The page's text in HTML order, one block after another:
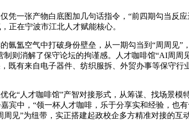
一张产物白底图加几句话指令，“前四期勾当反
正在宁波市江北人才赋能核心。
氲空气中打破身份壁垒，从一期勾当到“周周见”
制则消解了保守论坛的拘谨感。人才咖啡馆“AI周
既有来自电子器件、纺织服拆、外贸办事等保守
“人才咖啡馆”产智对接形式，从筹谋、找场景模
中，“领一杯人才咖啡，乐于分享实和经验，也
见”为纽带，实正搭建起政校企多方精准对接的互动